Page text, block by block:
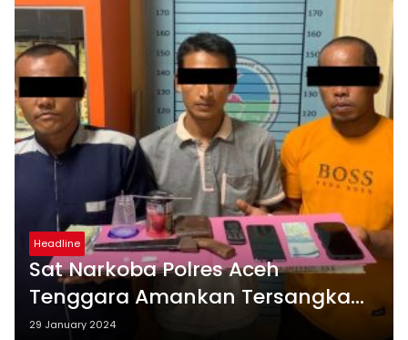
Headline
Sat Narkoba Polres Aceh
Tenggara Amankan Tersangka
Bandar Narkoba dan Pemakai
29 January 2024